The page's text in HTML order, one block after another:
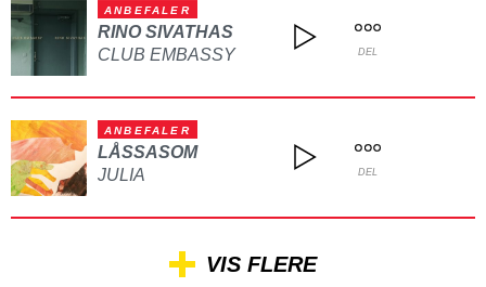
ANBEFALER
RINO SIVATHAS
CLUB EMBASSY
DEL
ANBEFALER
LÅSSASOM
JULIA
DEL
VIS FLERE